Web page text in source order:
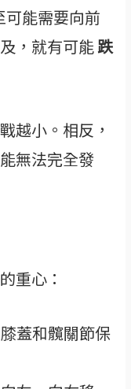
能需要向前
，就有可能跌
小。相反，
無法完全發
重心：
蓋和髖關節保